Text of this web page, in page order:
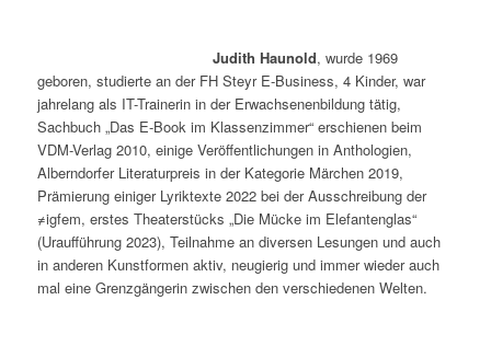
Judith Haunold, wurde 1969
geboren, studierte an der FH Steyr E-Business, 4 Kinder, war
jahrelang als IT-Trainerin in der Erwachsenenbildung tätig,
Sachbuch „Das E-Book im Klassenzimmer“ erschienen beim
VDM-Verlag 2010, einige Veröffentlichungen in Anthologien,
Alberndorfer Literaturpreis in der Kategorie Märchen 2019,
Prämierung einiger Lyriktexte 2022 bei der Ausschreibung der
≠igfem, erstes Theaterstücks „Die Mücke im Elefantenglas“
(Uraufführung 2023), Teilnahme an diversen Lesungen und auch
in anderen Kunstformen aktiv, neugierig und immer wieder auch
mal eine Grenzgängerin zwischen den verschiedenen Welten.